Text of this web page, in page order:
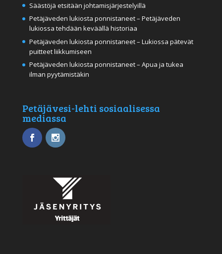
Säästöjä etsitään johtamisjärjestelyillä
Petäjäveden lukiosta ponnistaneet – Petäjäveden
lukiossa tehdään keväällä historiaa
Petäjäveden lukiosta ponnistaneet – Lukiossa pätevät
puitteet liikkumiseen
Petäjäveden lukiosta ponnistaneet – Apua ja tukea
ilman pyytämistäkin
Petäjävesi-lehti sosiaalisessa
mediassa